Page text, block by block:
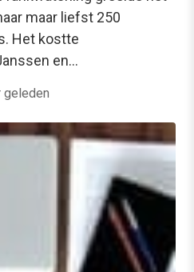
maar liefst 250
Het kostte
en…
geleden